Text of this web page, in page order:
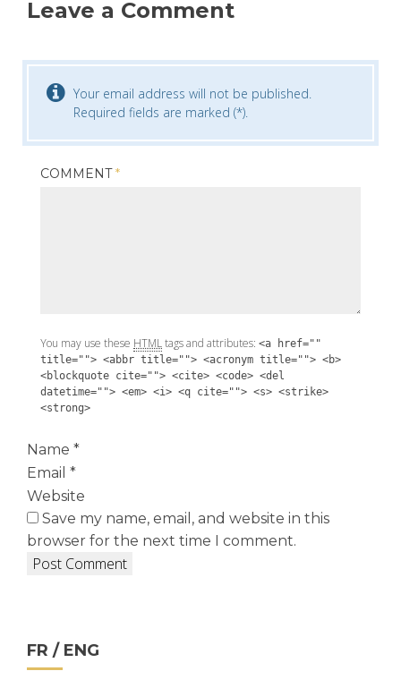
Leave a Comment
Your email address will not be published.
Required fields are marked (*).
COMMENT*
You may use these HTMLtags and attributes: <a href=""
title=""> <abbr title=""> <acronym title=""> <b>
<blockquote cite=""> <cite> <code> <del
datetime=""> <em> <i> <q cite=""> <s> <strike>
<strong>
Name *
Email *
Website
Save my name, email, and website in this
browser for the next time I comment.
FR / ENG